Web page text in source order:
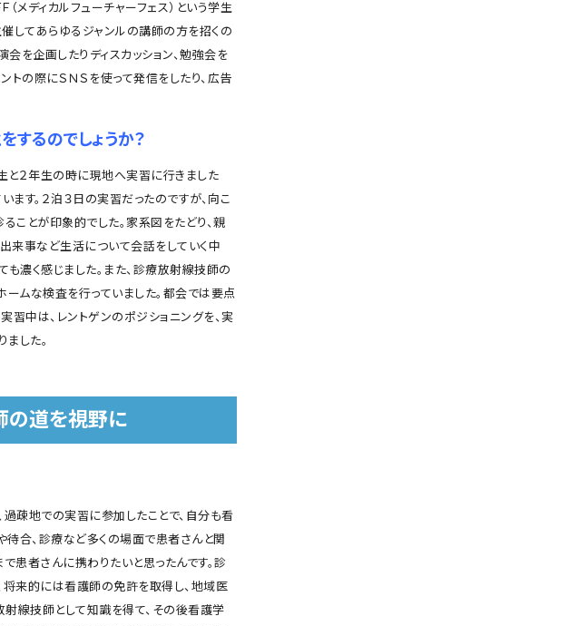
メディカルフューチャーフェス）という学生
してあらゆるジャンルの講師の方を招くの
を企画したりディスカッション、勉強会を
トの際にＳＮＳを使って発信をしたり、広告
するのでしょうか？
と２年生の時に現地へ実習に行きました
す。２泊３日の実習だったのですが、向こ
ことが印象的でした。家系図をたどり、親
来事など生活について会話をしていく中
も濃く感じました。また、診療放射線技師の
ームな検査を行っていました。都会では要点
習中は、レントゲンのポジショニングを、実
した。
の道を視野に
疎地での実習に参加したことで、自分も看
合、診療など多くの場面で患者さんと関
患者さんに携わりたいと思ったんです。診
来的には看護師の免許を取得し、地域医
線技師として知識を得て、その後看護学